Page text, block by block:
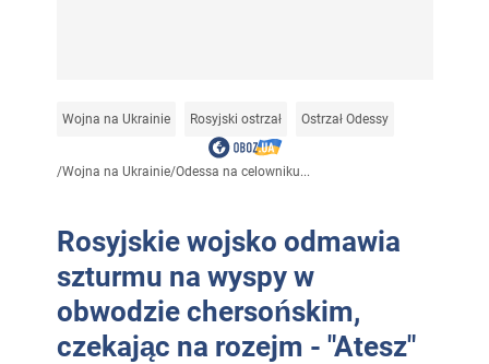
Wojna na Ukrainie Rosyjski ostrzał Ostrzał Odessy
/Wojna na Ukrainie/Odessa na celowniku...
Rosyjskie wojsko odmawia
szturmu na wyspy w
obwodzie chersońskim,
czekając na rozejm - "Atesz"